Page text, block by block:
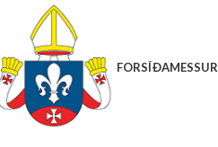
FORSÍÐAMESSUR